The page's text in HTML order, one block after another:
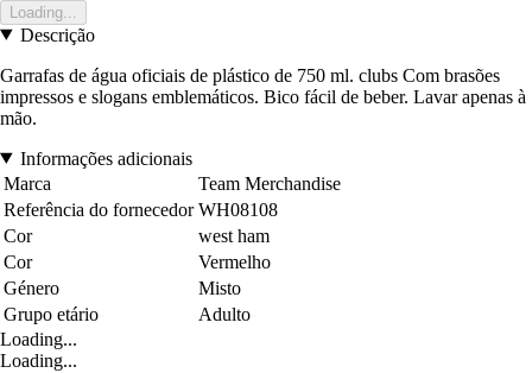
Loading...
Descrição
Garrafas de água oficiais de plástico de 750 ml. clubs Com brasões
impressos e slogans emblemáticos. Bico fácil de beber. Lavar apenas à
mão.
Informações adicionais
Marca
Team Merchandise
Referência do fornecedor WH08108
Cor
west ham
Cor
Vermelho
Género
Misto
Grupo etário
Adulto
Loading...
Loading...